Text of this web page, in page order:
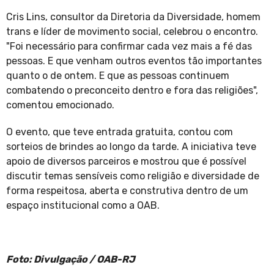
Cris Lins, consultor da Diretoria da Diversidade, homem
trans e líder de movimento social, celebrou o encontro.
"Foi necessário para confirmar cada vez mais a fé das
pessoas. E que venham outros eventos tão importantes
quanto o de ontem. E que as pessoas continuem
combatendo o preconceito dentro e fora das religiões",
comentou emocionado.
O evento, que teve entrada gratuita, contou com
sorteios de brindes ao longo da tarde. A iniciativa teve
apoio de diversos parceiros e mostrou que é possível
discutir temas sensíveis como religião e diversidade de
forma respeitosa, aberta e construtiva dentro de um
espaço institucional como a OAB.
Foto: Divulgação / OAB-RJ